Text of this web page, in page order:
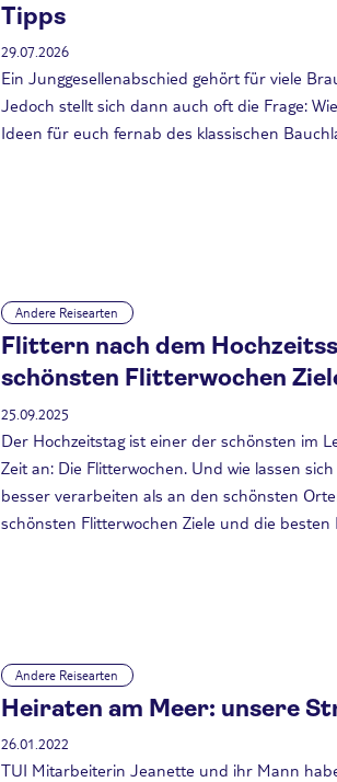
Tipps
29.07.2026
Ein Junggesellenabschied gehört für viele
Jedoch stellt sich dann auch oft die Frage:
Ideen für euch fernab des klassischen
Andere Reisearten
Flittern nach dem
schönsten Flitterwochen
25.09.2025
Der Hochzeitstag ist einer der schönsten im
Zeit an: Die Flitterwochen. Und wie lassen
besser verarbeiten als an den schönsten
schönsten Flitterwochen Ziele und die besten
Andere Reisearten
Heiraten am Meer: unsere
26.01.2022
TUI Mitarbeiterin Jeanette und ihr Mann